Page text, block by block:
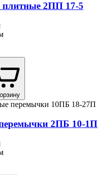
2ПП 17⁠-⁠5
2ПБ 10⁠-⁠1П